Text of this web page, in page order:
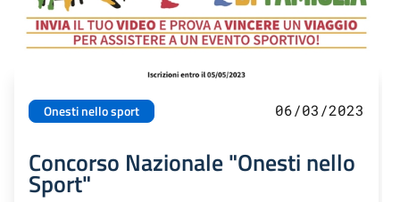
Onesti nello sport 06/03/2023
Concorso Nazionale "Onesti nello
Sport"